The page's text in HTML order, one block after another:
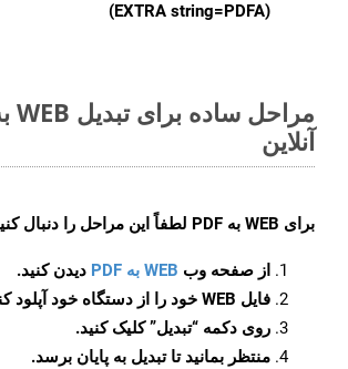
(EXTRA string=PDFA)
آنلاین
برای WEB به PDF لطفاً این مراحل را دنبال
از صفحه وب WEB به PDF
دیدن کنید.
فایل WEB خود را از دستگاه خود آپلود کنید.
روی دکمه “تبدیل”کلیک کنید.
منتظر بمانید تا تبدیل به پایان برسد.